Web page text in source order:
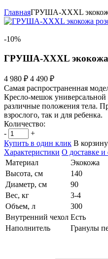
ГлавнаяГРУША-XXXL
-10%
ГРУША-XXXL экокожа
4 980 ₽ 4 490 ₽
Самая распространенная
Кресло-мешок универсальной
различные положения тела.
взрослого, так и для ребенка.
Количество:
-
+
Купить в один клик В корзину
Характеристики О доставке и
Материал
Экокожа
Высота, см
140
Диаметр, см
90
Вес, кг
3-4
Объем, л
300
Внутренний чехол Есть
Наполнитель
Гранулы